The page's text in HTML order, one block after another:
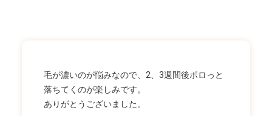
毛が濃いのが悩みなので、2、3週間後ポロっと
落ちてくのが楽しみです。
ありがとうございました。